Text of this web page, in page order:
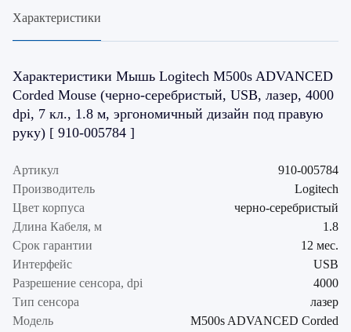
Характеристики
Характеристики Мышь Logitech M500s ADVANCED
Corded Mouse (черно-серебристый, USB, лазер, 4000
dpi, 7 кл., 1.8 м, эргономичный дизайн под правую
руку) [ 910-005784 ]
Артикул
910-005784
Производитель
Logitech
Цвет корпуса
черно-серебристый
Длина Кабеля, м
1.8
Срок гарантии
12 мес.
Интерфейс
USB
Разрешение сенсора, dpi
4000
Тип сенсора
лазер
Модель
M500s ADVANCED Corded